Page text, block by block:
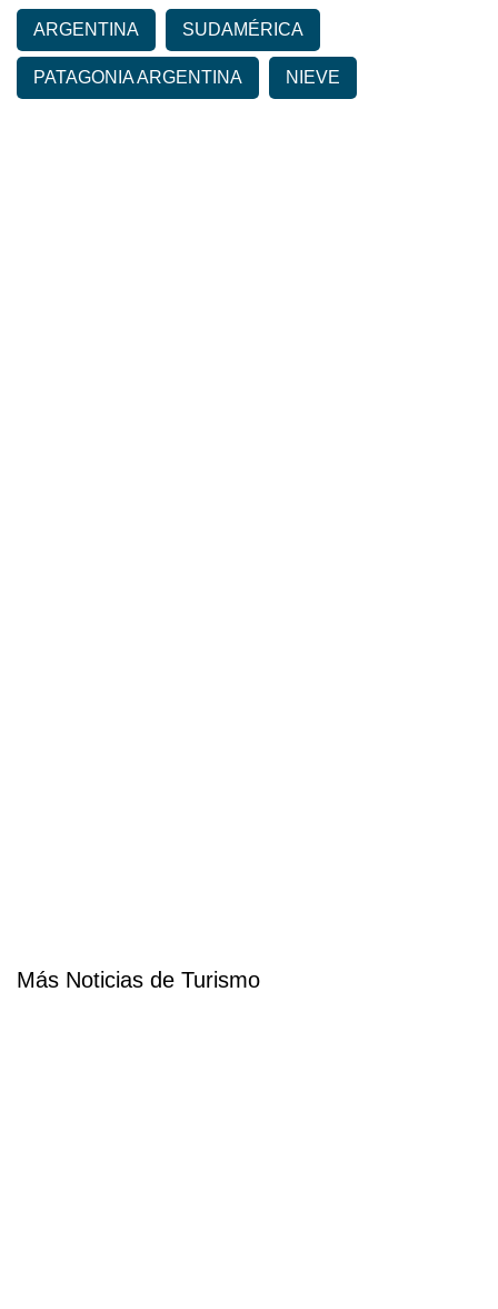
ARGENTINA SUDAMÉRICA
PATAGONIA ARGENTINA NIEVE
Más Noticias de Turismo